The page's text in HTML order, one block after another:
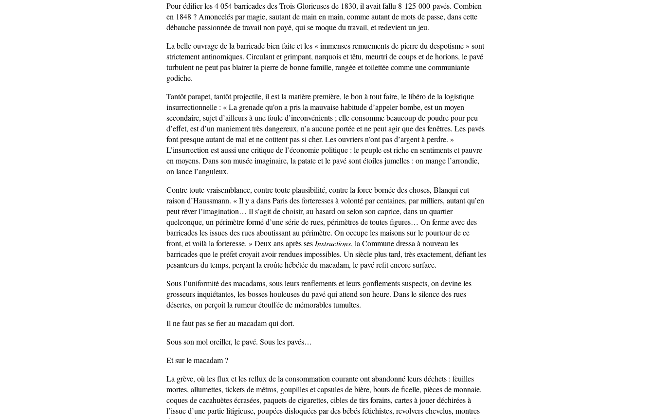
Pour édifier les 4 054 barricades des Trois Glorieuses de 1830, il avait fallu 8 125 000 pavés. Combien
en 1848 ? Amoncelés par magie, sautant de main en main, comme autant de mots de passe, dans cette
débauche passionnée de travail non payé, qui se moque du travail, et redevient un jeu.
La belle ouvrage de la barricade bien faite et les « immenses remuements de pierre du despotisme » sont
strictement antinomiques. Circulant et grimpant, narquois et têtu, meurtri de coups et de horions, le pavé
turbulent ne peut pas blairer la pierre de bonne famille, rangée et toilettée comme une communiante
godiche.
Tantôt parapet, tantôt projectile, il est la matière première, le bon à tout faire, le libéro de la logistique
insurrectionnelle : « La grenade qu’on a pris la mauvaise habitude d’appeler bombe, est un moyen
secondaire, sujet d’ailleurs à une foule d’inconvénients ; elle consomme beaucoup de poudre pour peu
d’effet, est d’un maniement très dangereux, n’a aucune portée et ne peut agir que des fenêtres. Les pavés
font presque autant de mal et ne coûtent pas si cher. Les ouvriers n’ont pas d’argent à perdre. »
L’insurrection est aussi une critique de l’économie politique : le peuple est riche en sentiments et pauvre
en moyens. Dans son musée imaginaire, la patate et le pavé sont étoiles jumelles : on mange l’arrondie,
on lance l’anguleux.
Contre toute vraisemblance, contre toute plausibilité, contre la force bornée des choses, Blanqui eut
raison d’Haussmann. « Il y a dans Paris des forteresses à volonté par centaines, par milliers, autant qu’en
peut rêver l’imagination… Il s’agit de choisir, au hasard ou selon son caprice, dans un quartier
quelconque, un périmètre formé d’une série de rues, périmètres de toutes figures… On ferme avec des
barricades les issues des rues aboutissant au périmètre. On occupe les maisons sur le pourtour de ce
front, et voilà la forteresse. » Deux ans après ses Instructions, la Commune dressa à nouveau les
barricades que le préfet croyait avoir rendues impossibles. Un siècle plus tard, très exactement, défiant les
pesanteurs du temps, perçant la croûte hébétée du macadam, le pavé refit encore surface.
Sous l’uniformité des macadams, sous leurs renflements et leurs gonflements suspects, on devine les
grosseurs inquiétantes, les bosses houleuses du pavé qui attend son heure. Dans le silence des rues
désertes, on perçoit la rumeur étouffée de mémorables tumultes.
Il ne faut pas se fier au macadam qui dort.
Sous son mol oreiller, le pavé. Sous les pavés…
Et sur le macadam ?
La grève, où les flux et les reflux de la consommation courante ont abandonné leurs déchets : feuilles
mortes, allumettes, tickets de métros, goupilles et capsules de bière, bouts de ficelle, pièces de monnaie,
coques de cacahuètes écrasées, paquets de cigarettes, cibles de tirs forains, cartes à jouer déchirées à
l’issue d’une partie litigieuse, poupées disloquées par des bébés fétichistes, revolvers chevelus, montres